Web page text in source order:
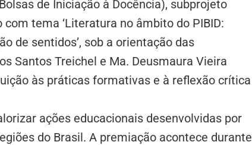
de Iniciação à Docência), subprojeto
tema ‘Literatura no âmbito do PIBID:
de sentidos’, sob a orientação das
Santos Treichel e Ma. Deusmaura Vieira
às práticas formativas e à reflexão crítica
ações educacionais desenvolvidas por
do Brasil. A premiação acontece durante